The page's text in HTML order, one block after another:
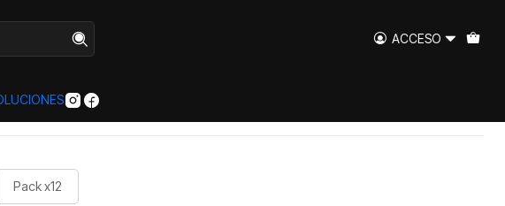
ACCESO
Dolbek Maqui 500cc
Pack x12